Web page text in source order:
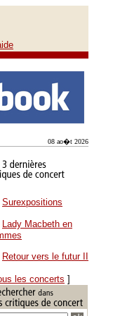
08 ao�t 2026
Surexpositions
Lady Macbeth en
Retour vers le futur II
les concerts ]